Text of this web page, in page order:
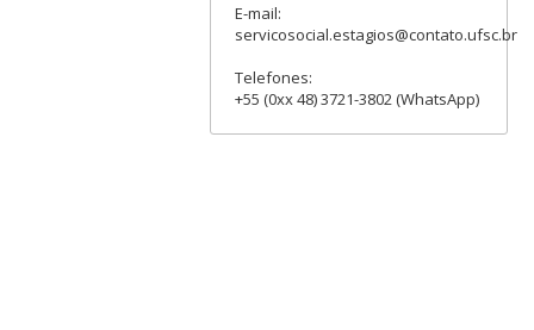
E-mail:
servicosocial.estagios@contato.ufsc.br
Telefones:
+55 (0xx 48) 3721-3802 (WhatsApp)